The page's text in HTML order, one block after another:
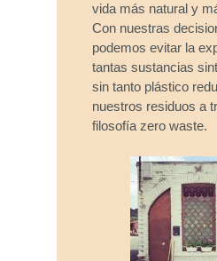
vida más natural y
Con nuestras
podemos evitar la
tantas sustancias
sin tanto plástico
nuestros residuos a
filosofía zero waste.